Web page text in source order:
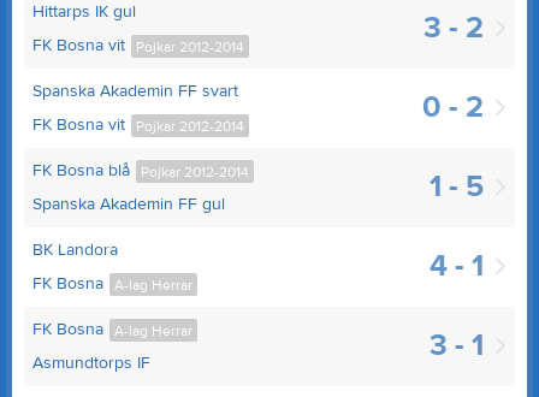
3 - 2
Hittarps IK gul
Pojkar 2012-2014
FK Bosna vit
0 - 2
Spanska Akademin FF svart
Pojkar 2012-2014
FK Bosna vit
1 - 5
Pojkar 2012-2014
FK Bosna blå
Spanska Akademin FF gul
4 - 1
BK Landora
A-lag Herrar
FK Bosna
3 - 1
A-lag Herrar
FK Bosna
Asmundtorps IF